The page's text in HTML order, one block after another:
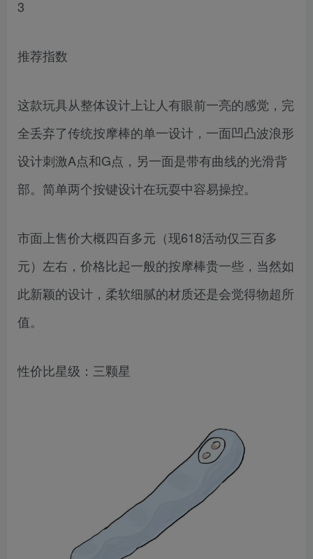
3
推荐指数
这款玩具从整体设计上让人有眼前一亮的感觉，完
全丢弃了传统按摩棒的单一设计，一面凹凸波浪形
设计刺激A点和G点，另一面是带有曲线的光滑背
部。简单两个按键设计在玩耍中容易操控。
市面上售价大概四百多元（现618活动仅三百多
元）左右，价格比起一般的按摩棒贵一些，当然如
此新颖的设计，柔软细腻的材质还是会觉得物超所
值。
性价比星级：三颗星